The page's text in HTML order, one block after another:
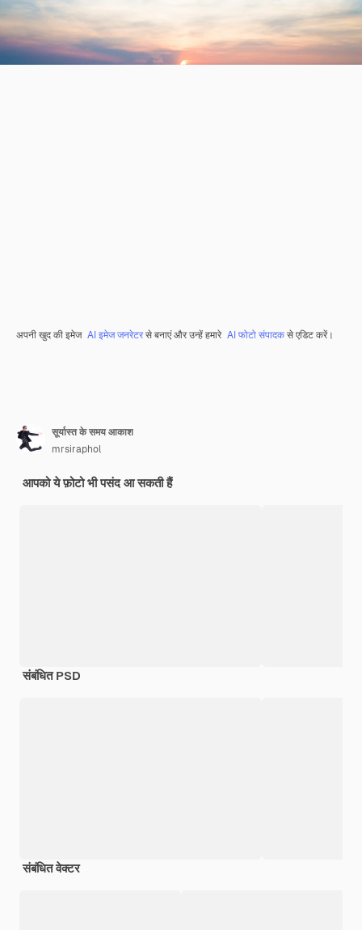
अपनी खुद की इमेज AI इमेज जनरेटरसे बनाएं और उन्हें हमारे AI फोटो संपादकसे एडिट करें।
सूर्यास्त के समय आकाश
mrsiraphol
आपको ये फ़ोटो भी पसंद आ सकती हैं
संबंधित PSD
संबंधित वेक्टर